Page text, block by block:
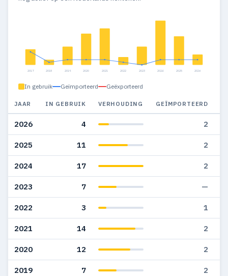
2017 2018 2019 2020 2021 2022 2023 2024 2025 2026
In gebruik Geïmporteerd Geëxporteerd
JAAR IN GEBRUIK VERHOUDING GEÏMPORTEERD
2026 4 2
2025 11 2
2024 17 2
2023 7 —
2022 3 1
2021 14 2
2020 12 2
2019 7 2